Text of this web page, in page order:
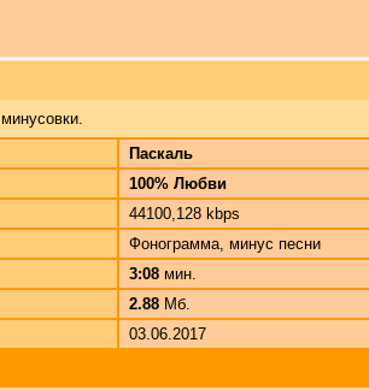
Паскаль
100% Любви
44100,128 kbps
Фонограмма, минус песни
3:08 мин.
2.88 Мб.
03.06.2017